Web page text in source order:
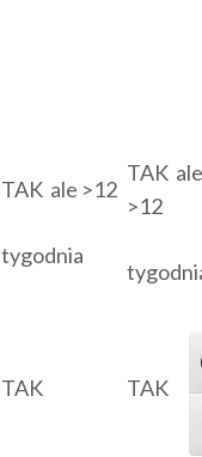
TAK ale >12
tygodnia
TAK ale
>12
TAK TAK